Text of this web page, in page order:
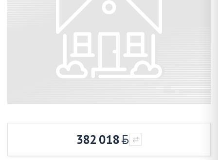
382 018